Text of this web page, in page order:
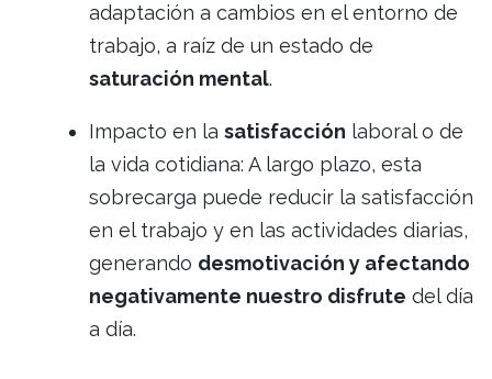
adaptación a cambios en el entorno de
trabajo, a raíz de un estado de
saturación mental.
Impacto en la satisfacción laboral o de
la vida cotidiana: A largo plazo, esta
sobrecarga puede reducir la satisfacción
en el trabajo y en las actividades diarias,
generando desmotivación y afectando
negativamente nuestro disfrute del día
a día.